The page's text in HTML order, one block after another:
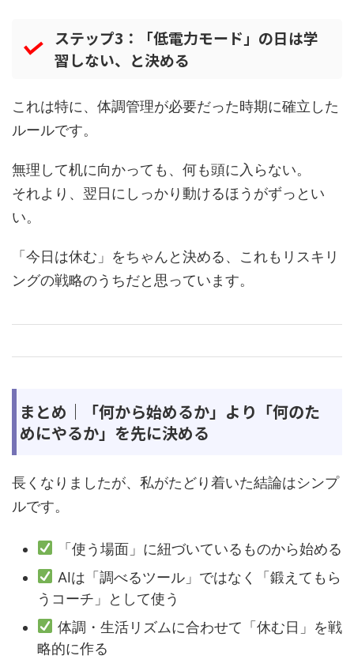
ステップ3：「低電力モード」の日は学
習しない、と決める
これは特に、体調管理が必要だった時期に確立した
ルールです。
無理して机に向かっても、何も頭に入らない。
それより、翌日にしっかり動けるほうがずっとい
い。
「今日は休む」をちゃんと決める、これもリスキリ
ングの戦略のうちだと思っています。
まとめ｜「何から始めるか」より「何のた
めにやるか」を先に決める
長くなりましたが、私がたどり着いた結論はシンプ
ルです。
「使う場面」に紐づいているものから始める
AIは「調べるツール」ではなく「鍛えてもら
うコーチ」として使う
体調・生活リズムに合わせて「休む日」を戦
略的に作る